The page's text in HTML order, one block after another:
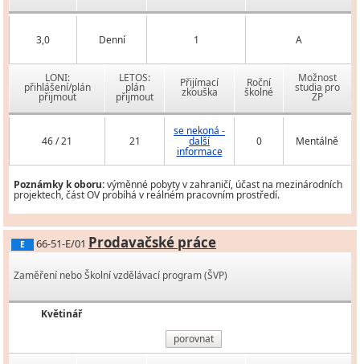
3,0 Denní 1 A
LONI:
přihlášení/plán
přijmout
LETOS:
plán
přijmout
Přijímací
zkouška
Roční
školné
Možnost
studia pro
ZP
46 / 21 21
se nekoná -
další
informace
0 Mentálně
Poznámky k oboru:výměnné pobyty v zahraničí, účast na mezinárodních
projektech, část OV probíhá v reálném pracovním prostředí.
E 66-51-E/01 Prodavačské práce
Zaměření nebo Školní vzdělávací program (ŠVP)
Květinář
porovnat